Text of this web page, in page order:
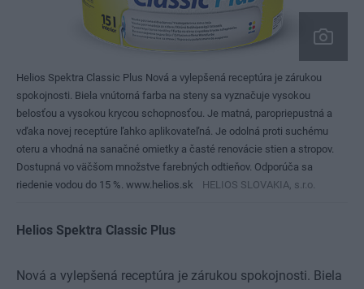
Helios Spektra Classic Plus Nová a vylepšená receptúra je zárukou
spokojnosti. Biela vnútorná farba na steny sa vyznačuje vysokou
belosťou a vysokou krycou schopnosťou. Je matná, paropriepustná a
vďaka novej receptúre ľahko aplikovateľná. Je odolná proti suchému
oteru a vhodná na sanačné omietky a časté renovácie stien a stropov.
Dostupná vo väčšom množstve farebných odtieňov. Odporúča sa
riedenie vodou do 15 %. www.helios.sk
HELIOS SLOVAKIA, s.r.o.
Helios Spektra Classic Plus
Nová a vylepšená receptúra je zárukou spokojnosti. Biela